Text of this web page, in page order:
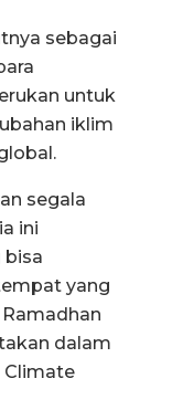
sebagai
untuk
iklim
segala
ini
bisa
yang
Ramadhan
dalam
Climate